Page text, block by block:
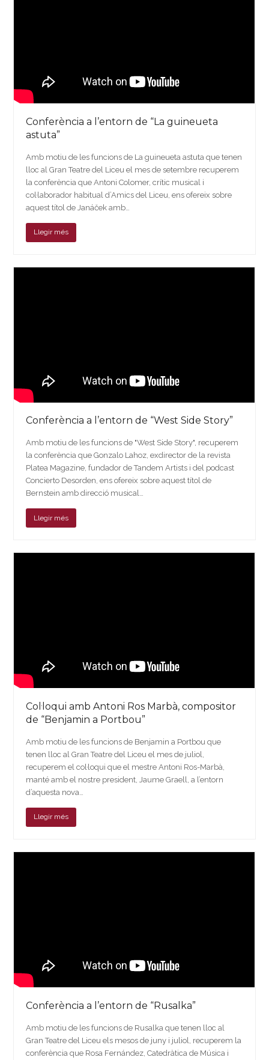
Conferència a l’entorn de “La guineueta
astuta”
Amb motiu de les funcions de La guineueta astuta que tenen
lloc al Gran Teatre del Liceu el mes de setembre recuperem
la conferència que Antoni Colomer, crític musical i
col·laborador habitual d’Amics del Liceu, ens ofereix sobre
aquest títol de Janáček amb…
Llegir més
Conferència a l’entorn de “West Side Story”
Amb motiu de les funcions de "West Side Story", recuperem
la conferència que Gonzalo Lahoz, exdirector de la revista
Platea Magazine, fundador de Tandem Artists i del podcast
Concierto Desorden, ens ofereix sobre aquest títol de
Bernstein amb direcció musical…
Llegir més
Col·loqui amb Antoni Ros Marbà, compositor
de “Benjamin a Portbou”
Amb motiu de les funcions de Benjamin a Portbou que
tenen lloc al Gran Teatre del Liceu el mes de juliol,
recuperem el col·loqui que el mestre Antoni Ros-Marbà,
manté amb el nostre president, Jaume Graell, a l’entorn
d’aquesta nova…
Llegir més
Conferència a l’entorn de “Rusalka”
Amb motiu de les funcions de Rusalka que tenen lloc al
Gran Teatre del Liceu els mesos de juny i juliol, recuperem la
conferència que Rosa Fernández, Catedràtica de Música i